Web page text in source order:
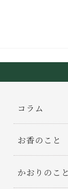
コラム
お香のこと
かおりのこと